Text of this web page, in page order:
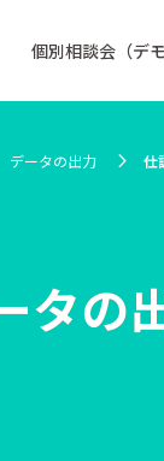
個別相談会（デ
タの
データの出力 仕